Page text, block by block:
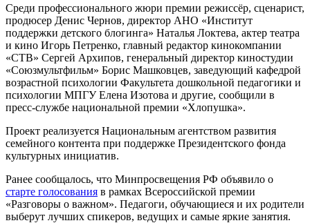
Среди профессионального жюри премии режиссёр, сценарист,
продюсер Денис Чернов, директор АНО «Институт
поддержки детского блогинга» Наталья Локтева, актер театра
и кино Игорь Петренко, главный редактор кинокомпании
«СТВ» Сергей Архипов, генеральный директор киностудии
«Союзмультфильм» Борис Машковцев, заведующий кафедрой
возрастной психологии Факультета дошкольной педагогики и
психологии МПГУ Елена Изотова и другие, сообщили в
пресс-службе национальной премии «Хлопушка».
Проект реализуется Национальным агентством развития
семейного контента при поддержке Президентского фонда
культурных инициатив.
Ранее сообщалось, что Минпросвещения РФ объявило о
старте голосования в рамках Всероссийской премии
«Разговоры о важном». Педагоги, обучающиеся и их родители
выберут лучших спикеров, ведущих и самые яркие занятия.